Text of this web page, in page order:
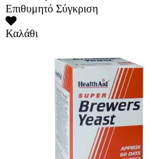
Επιθυμητό Σύγκριση
Καλάθι